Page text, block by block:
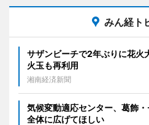
みん経ト
サザンビーチで2年ぶりに花
火玉も再利用
湘南経済新聞
気候変動適応センター、葛飾
全体に広げてほしい